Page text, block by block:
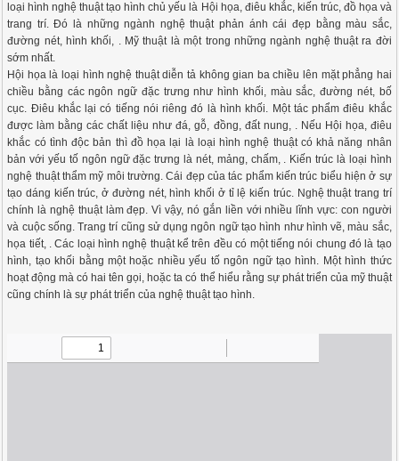
loại hình nghệ thuật tạo hình chủ yếu là Hội họa, điêu khắc, kiến trúc, đồ họa và
trang trí. Đó là những ngành nghệ thuật phản ánh cái đẹp bằng màu sắc,
đường nét, hình khối, . Mỹ thuật là một trong những ngành nghệ thuật ra đời
sớm nhất.
Hội họa là loại hình nghệ thuật diễn tả không gian ba chiều lên mặt phẳng hai
chiều bằng các ngôn ngữ đặc trưng như hình khối, màu sắc, đường nét, bố
cục. Điêu khắc lại có tiếng nói riêng đó là hình khối. Một tác phẩm điêu khắc
được làm bằng các chất liệu như đá, gỗ, đồng, đất nung, . Nếu Hội họa, điêu
khắc có tình độc bản thì đồ họa lại là loại hình nghệ thuật có khả năng nhân
bản với yếu tố ngôn ngữ đặc trưng là nét, mảng, chấm, . Kiến trúc là loại hình
nghệ thuật thẩm mỹ môi trường. Cái đẹp của tác phẩm kiến trúc biểu hiện ở sự
tạo dáng kiến trúc, ở đường nét, hình khối ở tỉ lệ kiến trúc. Nghệ thuật trang trí
chính là nghệ thuật làm đẹp. Vì vậy, nó gắn liền với nhiều lĩnh vực: con người
và cuộc sống. Trang trí cũng sử dụng ngôn ngữ tạo hình như hình vẽ, màu sắc,
họa tiết, . Các loại hình nghệ thuật kể trên đều có một tiếng nói chung đó là tạo
hình, tạo khối bằng một hoặc nhiều yếu tố ngôn ngữ tạo hình. Một hình thức
hoạt động mà có hai tên gọi, hoặc ta có thể hiểu rằng sự phát triển của mỹ thuật
cũng chính là sự phát triển của nghệ thuật tạo hình.